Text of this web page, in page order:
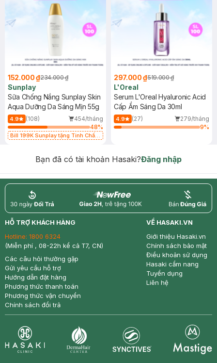
152.000 ₫234.000 ₫
Sunplay
Sữa Chống Nắng Sunplay Skin
Aqua Dưỡng Da Sáng Mịn 55g
4.9 (108)
454/tháng
48%
Bill 199K Sunplay tặng Tinh Chất
297.000 ₫519.000 ₫
L'Oreal
Serum L'Oreal Hyaluronic Acid
Cấp Ẩm Sáng Da 30ml
4.9 (27)
279/tháng
9%
Bạn đã có tài khoản Hasaki?Đăng nhập
return nowfree price
HỖ TRỢ KHÁCH HÀNG
Hotline: 1800 6324
(Miễn phí , 08-22h kể cả T7, CN)
Các câu hỏi thường gặp
Gửi yêu cầu hỗ trợ
Hướng dẫn đặt hàng
Phương thức thanh toán
Phương thức vận chuyển
Chính sách đổi trả
VỀ HASAKI.VN
Giới thiệu Hasaki.vn
Chính sách bảo mật
Điều khoản sử dụng
Hasaki cẩm nang
Tuyển dụng
Liên hệ